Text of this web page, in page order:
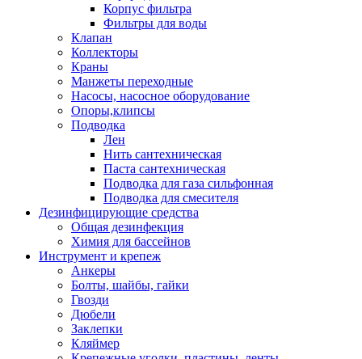
Корпус фильтра
Фильтры для воды
Клапан
Коллекторы
Краны
Манжеты переходные
Насосы, насосное оборудование
Опоры,клипсы
Подводка
Лен
Нить сантехническая
Паста сантехническая
Подводка для газа сильфонная
Подводка для смесителя
Дезинфицирующие средства
Общая дезинфекция
Химия для бассейнов
Инструмент и крепеж
Анкеры
Болты, шайбы, гайки
Гвозди
Дюбели
Заклепки
Кляймер